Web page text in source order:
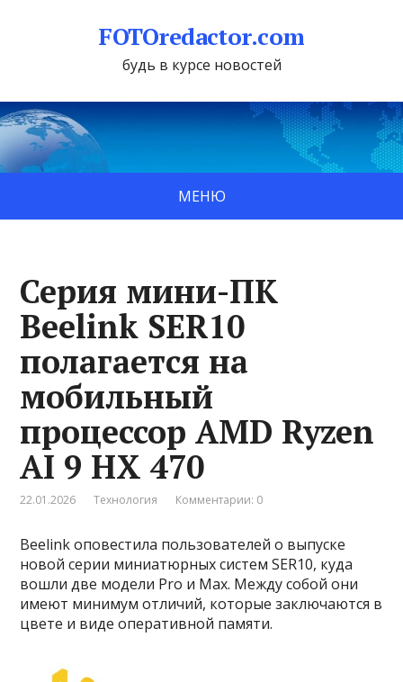
FOTOredactor.com
будь в курсе новостей
МЕНЮ
Серия мини-ПК
Beelink SER10
полагается на
мобильный
процессор AMD Ryzen
AI 9 HX 470
22.01.2026 Технология Комментарии: 0
Beelink оповестила пользователей о выпуске
новой серии миниатюрных систем SER10, куда
вошли две модели Pro и Max. Между собой они
имеют минимум отличий, которые заключаются в
цвете и виде оперативной памяти.